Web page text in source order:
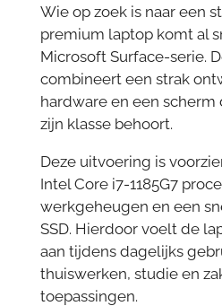
Wie op zoek is naar een
premium laptop komt al
Microsoft Surface-serie.
combineert een strak
hardware en een
zijn klasse behoort.
Deze uitvoering is
Intel Core i7-1185G7
werkgeheugen en een
SSD. Hierdoor voelt de
aan tijdens dagelijks
thuiswerken, studie en
toepassingen.